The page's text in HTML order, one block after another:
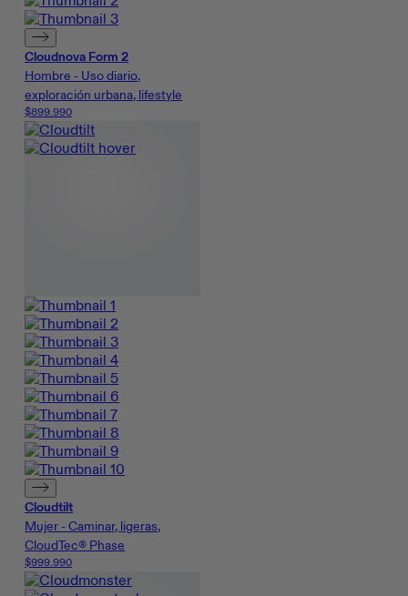
Cloudnova Form 2
Hombre - Uso diario,
exploración urbana, lifestyle
$899.990
Cloudtilt
Mujer - Caminar, ligeras,
CloudTec® Phase
$999.990